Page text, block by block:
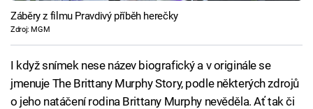
Záběry z filmu Pravdivý příběh herečky
Zdroj: MGM
I když snímek nese název biografický a v originále se
jmenuje The Brittany Murphy Story, podle některých zdrojů
o jeho natáčení rodina Brittany Murphy nevěděla. Ať tak či